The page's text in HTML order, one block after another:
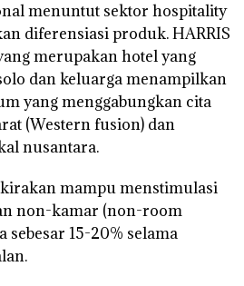
menuntut sektor hospitality
diferensiasi produk. HARRIS
merupakan hotel yang
dan keluarga menampilkan
yang menggabungkan cita
(Western fusion) dan
nusantara.
mampu menstimulasi
non-kamar (non-room
sebesar 15-20% selama